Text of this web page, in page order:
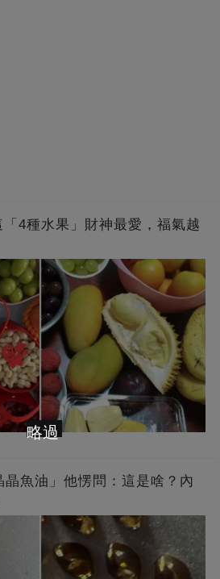
4種水果」財神最愛，福氣越
魚油」他愣問：這是啥？內
略過